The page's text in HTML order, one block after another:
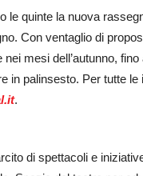
le quinte la nuova
Con ventaglio di
mesi dell’autunno,
in palinsesto. Per tutte
.
di spettacoli e